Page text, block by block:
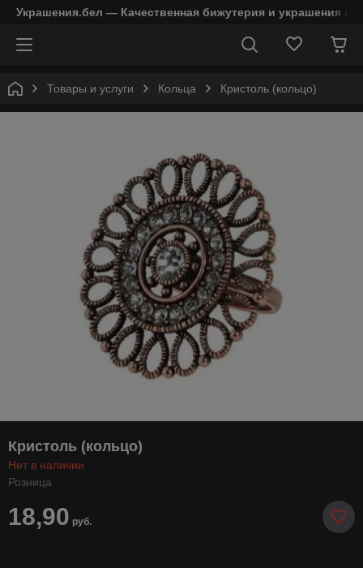
Украшения.бел — Качественная бижутерия и украшения в
Товары и услуги Кольца Кристоль (кольцо)
Кристоль (кольцо)
Нет в наличии
Розница
18,90 руб.